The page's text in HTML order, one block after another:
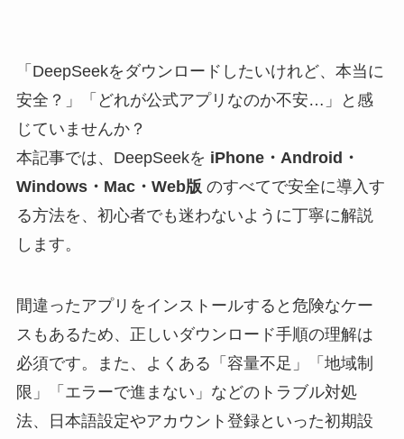
「DeepSeekをダウンロードしたいけれど、本当に
安全？」「どれが公式アプリなのか不安…」と感
じていませんか？
本記事では、DeepSeekを iPhone・Android・
Windows・Mac・Web版 のすべてで安全に導入す
る方法を、初心者でも迷わないように丁寧に解説
します。
間違ったアプリをインストールすると危険なケー
スもあるため、正しいダウンロード手順の理解は
必須です。また、よくある「容量不足」「地域制
限」「エラーで進まない」などのトラブル対処
法、日本語設定やアカウント登録といった初期設